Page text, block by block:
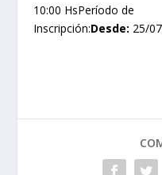
10:00 HsPeríodo de
Inscripción:Desde: 25/